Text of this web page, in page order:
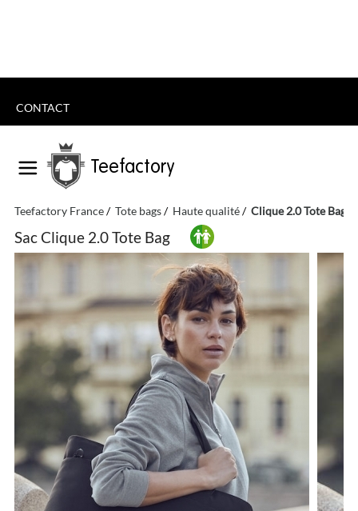
CONTACT
Teefactory
Teefactory France Tote bags Haute qualité Clique 2.0 Tote Bag
Sac Clique 2.0 Tote Bag